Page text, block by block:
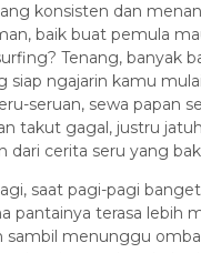
konsisten dan
baik buat pemula
Tenang, banyak
siap ngajarin kamu
seruan, sewa papan
takut gagal, justru
dari cerita seru yang
saat pagi-pagi
pantainya terasa lebih
sambil menunggu